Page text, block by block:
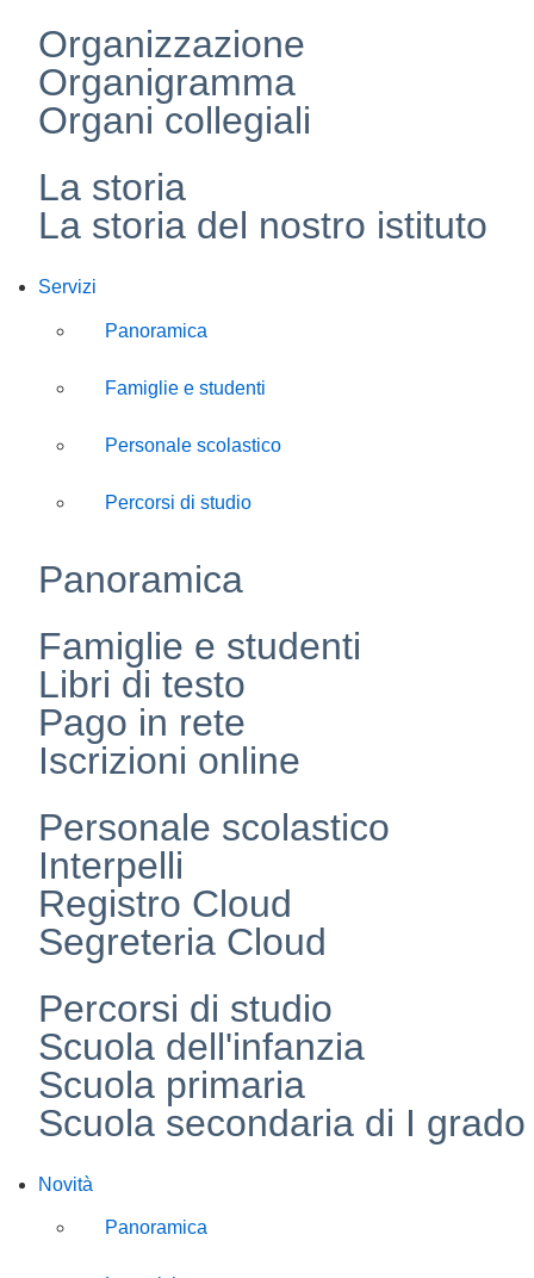
Organizzazione
Organigramma
Organi collegiali
La storia
La storia del nostro istituto
Servizi
Panoramica
Famiglie e studenti
Personale scolastico
Percorsi di studio
Panoramica
Famiglie e studenti
Libri di testo
Pago in rete
Iscrizioni online
Personale scolastico
Interpelli
Registro Cloud
Segreteria Cloud
Percorsi di studio
Scuola dell'infanzia
Scuola primaria
Scuola secondaria di I grado
Novità
Panoramica